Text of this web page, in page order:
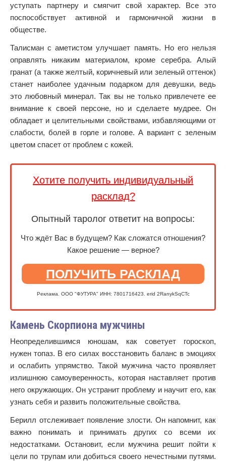
уступать партнеру и смягчит свой характер. Все это
поспособствует активной и гармоничной жизни в
обществе.
Талисман с аметистом улучшает память. Но его нельзя
оправлять никаким материалом, кроме серебра. Алый
гранат (а также желтый, коричневый или зеленый оттенок)
станет наиболее удачным подарком для девушки, ведь
это любовный минерал. Так вы не только привлечете ее
внимание к своей персоне, но и сделаете мудрее. Он
обладает и целительными свойствами, избавляющими от
слабости, болей в горле и голове. А вариант с зеленым
цветом спасет от проблем с кожей.
Хотите получить индивидуальный
расклад?
Опытный таролог ответит на вопросы:
Что ждёт Вас в будущем? Как сложатся отношения?
Какое решение — верное?
ПОЛУЧИТЬ РАСКЛАД
Реклама. ООО "ФУТУРА" ИНН: 7801716423. erid 2RanykSqCTc
Камень Скорпиона мужчины
Неопределившимся юношам, как советует гороскоп,
нужен топаз. В его силах восстановить баланс в эмоциях
и ослабить упрямство. Такой мужчина часто проявляет
излишнюю самоуверенность, которая наставляет против
него окружающих. Он устранит проблему и научит его, как
узнать себя и развить положительные свойства.
Берилл отслеживает появление злости. Он напомнит, как
важно понимать и принимать других со всеми их
недостатками. Остановит, если мужчина решит пойти к
цели по трупам или добиться своего нечестными путями.